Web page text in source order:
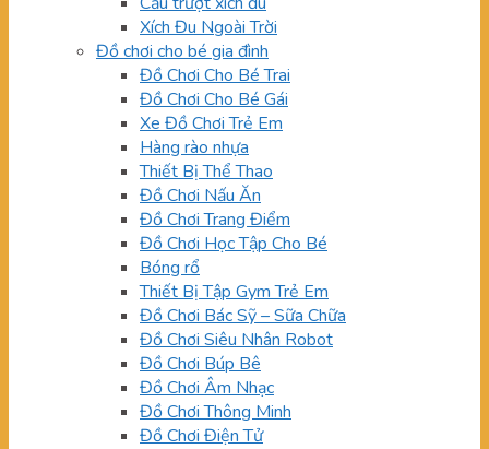
Xích Đu Ngoài Trời
Đồ chơi cho bé gia đình
Đồ Chơi Cho Bé Trai
Đồ Chơi Cho Bé Gái
Xe Đồ Chơi Trẻ Em
Hàng rào nhựa
Thiết Bị Thể Thao
Đồ Chơi Nấu Ăn
Đồ Chơi Trang Điểm
Đồ Chơi Học Tập Cho Bé
Bóng rổ
Thiết Bị Tập Gym Trẻ Em
Đồ Chơi Bác Sỹ – Sữa Chữa
Đồ Chơi Siêu Nhân Robot
Đồ Chơi Búp Bê
Đồ Chơi Âm Nhạc
Đồ Chơi Thông Minh
Đồ Chơi Điện Tử